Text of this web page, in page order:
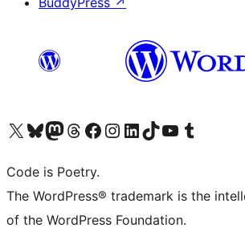
Visita il nostro account X (ex Twitter)
Visita il nostro account Bluesky
Visita il nostro account Mastodon
Visita il nostro account Threads
Visita la nostra pagina Facebook
Visita il nostro account Instagram
Visita il nostro account LinkedIn
Visita il nostro account TikTok
Visita il nostro canale YouTube
Visita il nostro account Tumblr
Code is Poetry.
The WordPress® trademark is the
of the WordPress Foundation.